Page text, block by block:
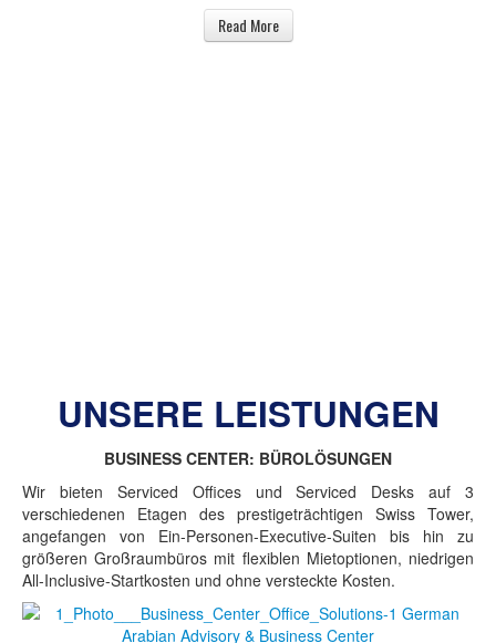
Read More
UNSERE LEISTUNGEN
BUSINESS CENTER: BÜROLÖSUNGEN
Wir bieten Serviced Offices und Serviced Desks auf 3
verschiedenen Etagen des prestigeträchtigen Swiss Tower,
angefangen von Ein-Personen-Executive-Suiten bis hin zu
größeren Großraumbüros mit flexiblen Mietoptionen, niedrigen
All-Inclusive-Startkosten und ohne versteckte Kosten.